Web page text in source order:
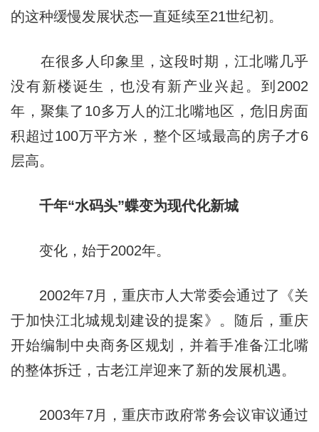
的这种缓慢发展状态一直延续至21世纪初。
在很多人印象里，这段时期，江北嘴几乎
没有新楼诞生，也没有新产业兴起。到2002
年，聚集了10多万人的江北嘴地区，危旧房面
积超过100万平方米，整个区域最高的房子才6
层高。
千年“水码头”蝶变为现代化新城
变化，始于2002年。
2002年7月，重庆市人大常委会通过了《关
于加快江北城规划建设的提案》。随后，重庆
开始编制中央商务区规划，并着手准备江北嘴
的整体拆迁，古老江岸迎来了新的发展机遇。
2003年7月，重庆市政府常务会议审议通过